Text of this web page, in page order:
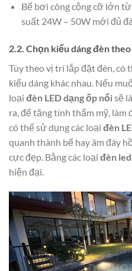
Bể bơi công cộng cỡ lớn
suất 24W – 50W mới đủ
2.2. Chọn kiểu dáng đèn
Tùy theo vị trí lắp đặt đèn, có
kiểu dáng khác nhau. Nếu
loại đèn LED dạng ốp nổisẽ
ra, để tăng tính thẩm mỹ, làm
có thể sử dụng các loại đèn
quanh thành bể hay âm đáy
cực đẹp. Bằng các loại đèn
hiện đại.